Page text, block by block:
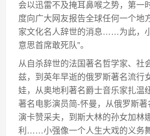
会以迅雷不及掩耳鼻喉之势，第一
度向广大网友报告全球任何一个地
家文化名人辞世的消息……为此，
意思首席敢死队”。
从自杀辞世的法国著名哲学家、社
兹，到英年早逝的俄罗斯著名流行
娃，从奥地利著名爵士音乐家扎温
著名电影演员简-怀曼，从俄罗斯著
演卡赞采夫，到斯大林的孙女加林
利……小强像一个人生大戏的义务